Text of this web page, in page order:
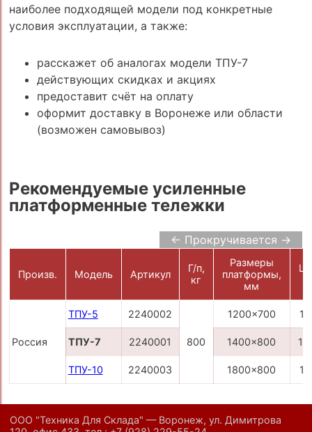
наиболее подходящей модели под конкретные
условия эксплуатации, а также:
расскажет об аналогах модели ТПУ-7
действующих скидках и акциях
предоставит счёт на оплату
оформит доставку в Воронеже или области
(возможен самовывоз)
Рекомендуемые усиленные
платформенные тележки
← Прокручивается →
Произв. Модель Артикул
Г/п,
кг
Размеры
платформы,
мм
Россия
ТПУ-5 2240002
800
1200x700
ТПУ-7 2240001 1400x800
ТПУ-10 2240003 1800x800
ООО "Техника Для Склада" — Воронеж, ул. Димитрова